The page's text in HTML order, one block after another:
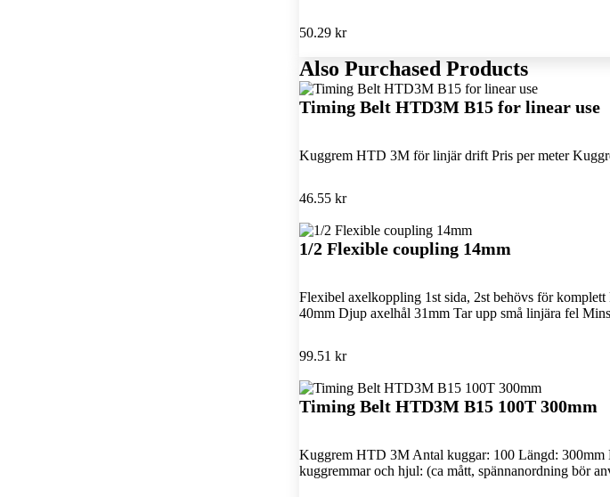
50.29 kr
Also Purchased Products
Timing Belt HTD3M B15 for linear use
Kuggrem HTD 3M för linjär drift Pris per meter
46.55 kr
1/2 Flexible coupling 14mm
Flexibel axelkoppling 1st sida, 2st behövs för
40mm Djup axelhål 31mm Tar upp små linjära fel
99.51 kr
Timing Belt HTD3M B15 100T 300mm
Kuggrem HTD 3M Antal kuggar: 100 Längd: 300mm
kuggremmar och hjul: (ca mått, spännanordning bör